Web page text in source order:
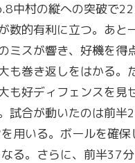
中村の縦への突破で
数的有利に立つ。あと
ミスが響き、好機を得
も巻き返しをはかる。
も好ディフェンスを見
試合が動いたのは前半
用いる。ボールを確
る。さらに、前半37